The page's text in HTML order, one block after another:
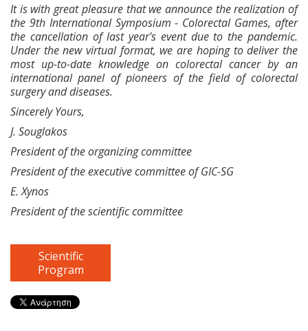
It is with great pleasure that we announce the realization of
the 9th International Symposium - Colorectal Games, after
the cancellation of last year's event due to the pandemic.
Under the new virtual format, we are hoping to deliver the
most up-to-date knowledge on colorectal cancer by an
international panel of pioneers of the field of colorectal
surgery and diseases.
Sincerely Yours,
J. Souglakos
President of the organizing committee
President of the executive committee of GIC-SG
E. Xynos
President of the scientific committee
Scientific
Program